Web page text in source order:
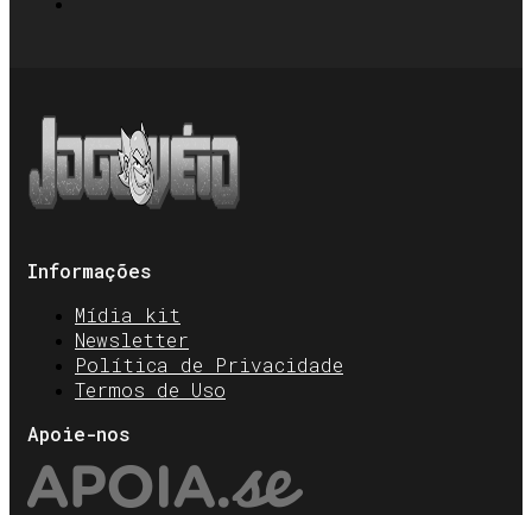
Informações
Mídia kit
Newsletter
Política de Privacidade
Termos de Uso
Apoie-nos